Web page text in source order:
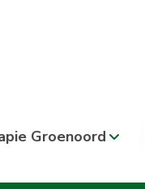
Groenoord